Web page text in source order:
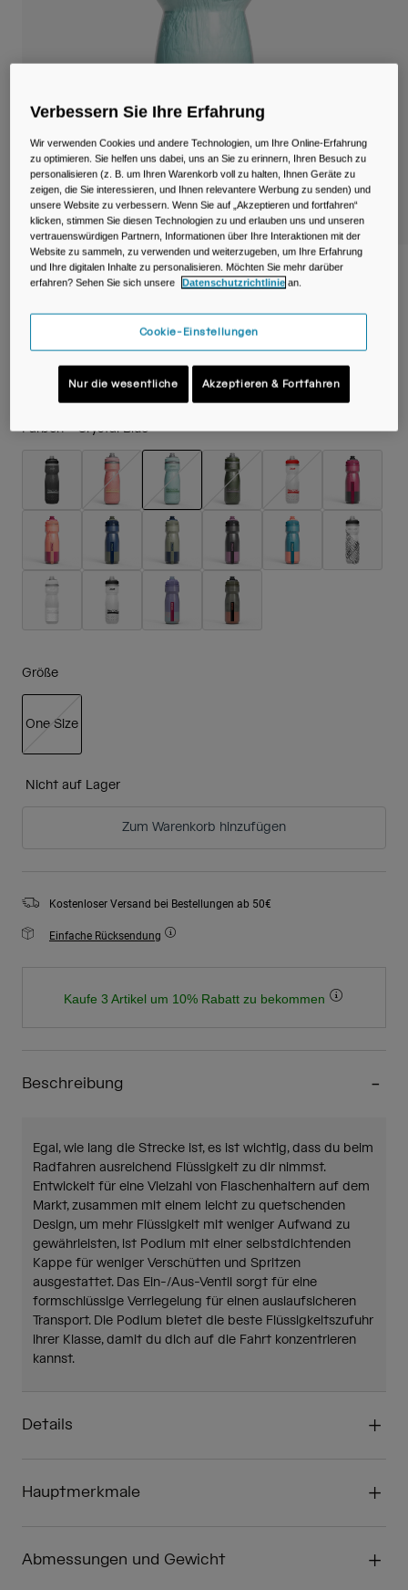
Becher & Travel Mugs
Fahrradtaschen
Trinkblasen
Zubehör
Alle kaufen
Podium® Chill™ 620ml Fahrradflasche
Artikelnr.38115-271-OS
17,99 €
Farben -Crystal Blue
ausgewählt
Größe
One Size
Nicht auf Lager
Zum Warenkorb hinzufügen
Kostenloser Versand bei Bestellungen ab 50€
Einfache Rücksendung
Kaufe 3 Artikel um 10% Rabatt zu bekommen
Beschreibung
Egal, wie lang die Strecke ist, es ist wichtig, dass du beim
Radfahren ausreichend Flüssigkeit zu dir nimmst.
Entwickelt für eine Vielzahl von Flaschenhaltern auf dem
Markt, zusammen mit einem leicht zu quetschenden
Design, um mehr Flüssigkeit mit weniger Aufwand zu
gewährleisten, ist Podium mit einer selbstdichtenden
Kappe für weniger Verschütten und Spritzen
ausgestattet. Das Ein-/Aus-Ventil sorgt für eine
formschlüssige Verriegelung für einen auslaufsicheren
Transport. Die Podium bietet die beste Flüssigkeitszufuhr
ihrer Klasse, damit du dich auf die Fahrt konzentrieren
kannst.
Details
Hauptmerkmale
Abmessungen und Gewicht
Verbessern Sie Ihre Erfahrung
Wir verwenden Cookies und andere Technologien, um Ihre Online-Erfahrung
zu optimieren. Sie helfen uns dabei, uns an Sie zu erinnern, Ihren Besuch zu
personalisieren (z. B. um Ihren Warenkorb voll zu halten, Ihnen Geräte zu
zeigen, die Sie interessieren, und Ihnen relevantere Werbung zu senden) und
unsere Website zu verbessern. Wenn Sie auf „Akzeptieren und fortfahren“
klicken, stimmen Sie diesen Technologien zu und erlauben uns und unseren
vertrauenswürdigen Partnern, Informationen über Ihre Interaktionen mit der
Website zu sammeln, zu verwenden und weiterzugeben, um Ihre Erfahrung
und Ihre digitalen Inhalte zu personalisieren. Möchten Sie mehr darüber
erfahren? Sehen Sie sich unsere
Datenschutzrichtlinie an.
Cookie-Einstellungen
Nur die wesentliche Akzeptieren & Fortfahren